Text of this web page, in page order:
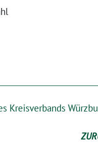
Kreisverbands